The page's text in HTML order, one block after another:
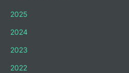
2025
2024
2023
2022